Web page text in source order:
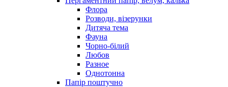
Флора
Розводи, візерунки
Дитяча тема
Фауна
Чорно-білий
Любов
Разное
Однотонна
Папір поштучно